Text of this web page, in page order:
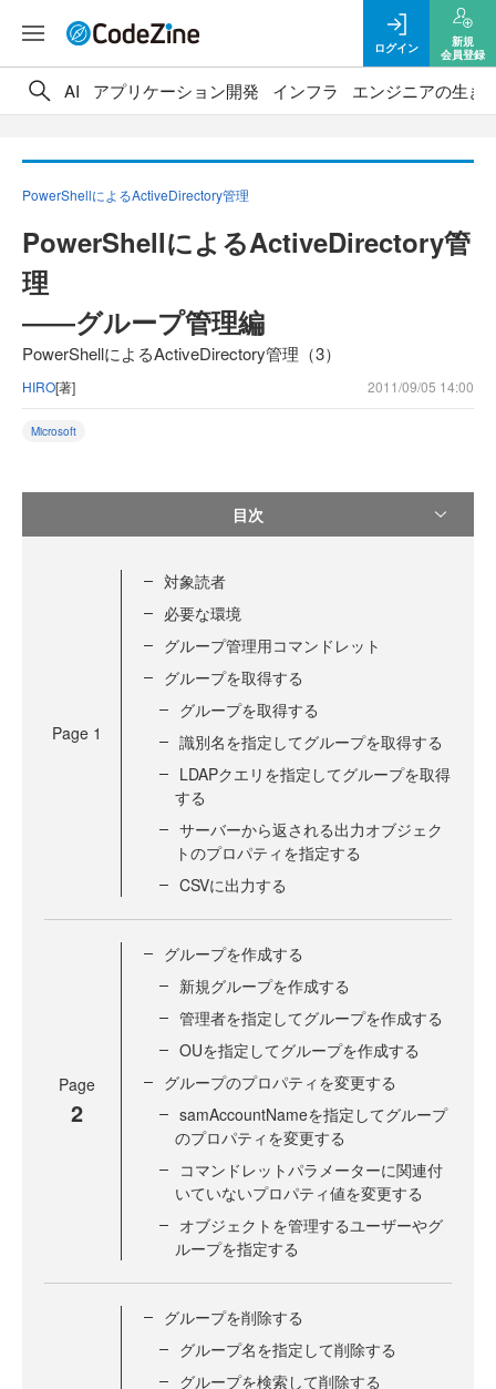
ログイン
新規
会員登録
AI アプリケーション開発 インフラ エンジニアの生き
PowerShellによるActiveDirectory管理
PowerShellによるActiveDirectory管
理
――グループ管理編
PowerShellによるActiveDirectory管理（3）
HIRO[著] 2011/09/05 14:00
Microsoft
目次
Page 1
対象読者
必要な環境
グループ管理用コマンドレット
グループを取得する
グループを取得する
識別名を指定してグループを取得する
LDAPクエリを指定してグループを取得
する
サーバーから返される出力オブジェク
トのプロパティを指定する
CSVに出力する
Page
2
グループを作成する
新規グループを作成する
管理者を指定してグループを作成する
OUを指定してグループを作成する
グループのプロパティを変更する
samAccountNameを指定してグループ
のプロパティを変更する
コマンドレットパラメーターに関連付
いていないプロパティ値を変更する
オブジェクトを管理するユーザーやグ
ループを指定する
グループを削除する
グループ名を指定して削除する
グループを検索して削除する